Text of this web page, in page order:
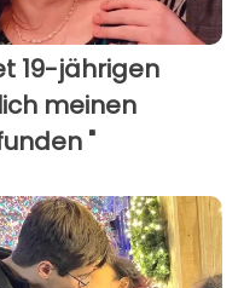
19-jährigen
meinen
"